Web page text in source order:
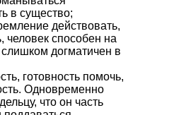
в существо;
действовать,
человек способен на
догматичен в
готовность помочь,
Одновременно
что он часть